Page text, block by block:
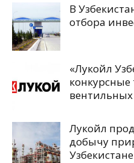
В
отбора
«Лукойл
конкурсные
Лукойл
добычу
Узбекистане